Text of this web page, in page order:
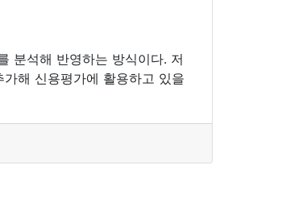
분석해 반영하는 방식이다. 저
해 신용평가에 활용하고 있을